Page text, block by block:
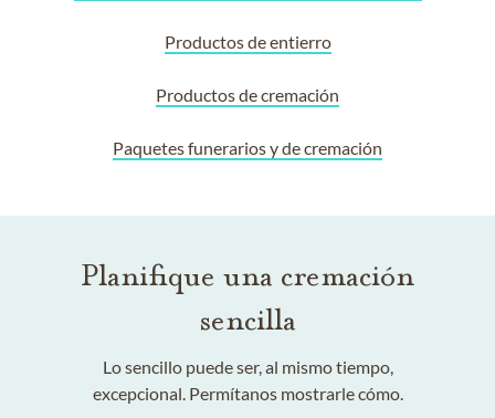
Productos de entierro
Productos de cremación
Paquetes funerarios y de cremación
Planifique una cremación
sencilla
Lo sencillo puede ser, al mismo tiempo,
excepcional. Permítanos mostrarle cómo.